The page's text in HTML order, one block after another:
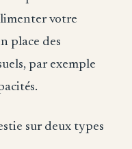
votre
place des
par exemple
sur deux types